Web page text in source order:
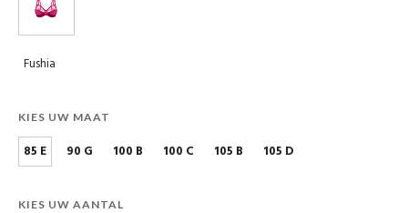
Fushia
KIES UW MAAT
85 E 90 G 100 B 100 C 105 B 105 D
KIES UW AANTAL